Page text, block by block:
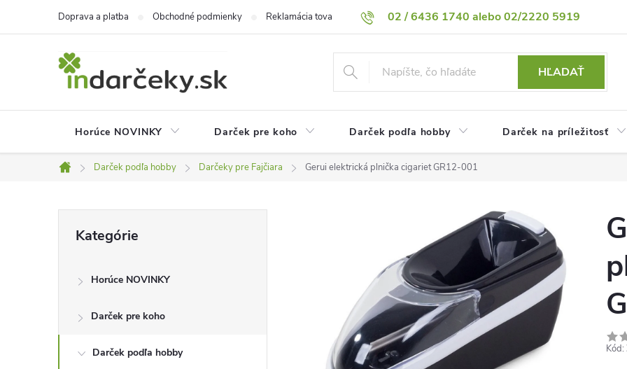
02 / 6436 1740 alebo 02/2220 5919
Doprava a platba Obchodné podmienky Reklamácia tovaru Vrátenie tovaru Podmienky ochrany osobných údajov
HĽADAŤ
Horúce NOVINKY Darček pre koho Darček podľa hobby Darček na príležitosť
Domov
Darček podľa hobby Darčeky pre Fajčiara Gerui elektrická plnička cigariet GR12-001
n
kategórie
Kategórie
Horúce NOVINKY
Darček pre koho
Darček podľa hobby Kód: